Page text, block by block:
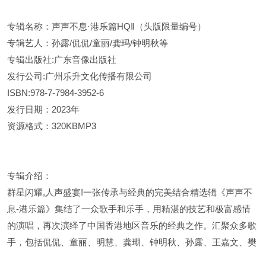
专辑名称：声声不息·港乐篇HQⅡ（头版限量编号）
专辑艺人：孙露/侃侃/童丽/龚玛/钟明秋等
专辑出版社:广东音像出版社
发行公司:广州乐升文化传播有限公司
ISBN:978-7-7984-3952-6
发行日期：2023年
资源格式：320KBMP3
专辑介绍：
群星闪耀,人声盛宴!一张传承与经典的完美结合精选辑《声声不
息-港乐篇》集结了一众歌手和乐手，用精湛的技艺和极富感情
的演唱，再次演绎了中国香港地区音乐的经典之作。汇聚众多歌
手，包括侃侃、童丽、明慧、龚瑚、钟明秋、孙露、王嘉文、樊